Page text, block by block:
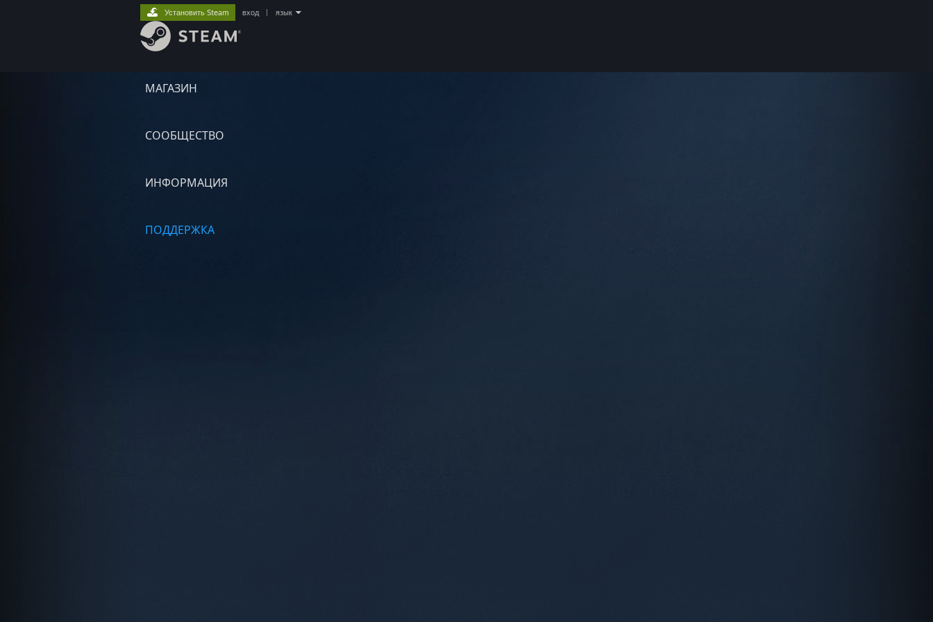
МАГАЗИН
СООБЩЕСТВО
ИНФОРМАЦИЯ
ПОДДЕРЖКА
Установить Steam вход язык